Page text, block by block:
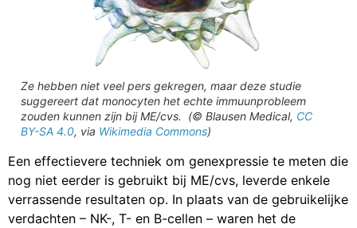
Ze hebben niet veel pers gekregen, maar deze studie
suggereert dat monocyten het echte immuunprobleem
zouden kunnen zijn bij ME/cvs. (© Blausen Medical, CC
BY-SA 4.0, via Wikimedia Commons)
Een effectievere techniek om genexpressie te meten die
nog niet eerder is gebruikt bij ME/cvs, leverde enkele
verrassende resultaten op. In plaats van de gebruikelijke
verdachten – NK-, T- en B-cellen – waren het de